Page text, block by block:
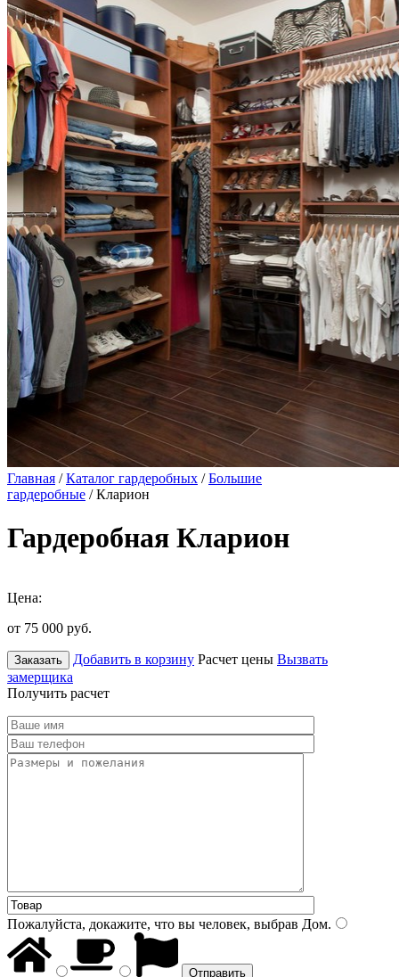
Главная /Каталог гардеробных /Большие
гардеробные / Кларион
Гардеробная Кларион
Цена:
от 75 000 руб.
Заказать Добавить в корзину Расчет цены Вызвать
замерщика
Получить расчет
Пожалуйста, докажите, что вы человек, выбрав Дом.